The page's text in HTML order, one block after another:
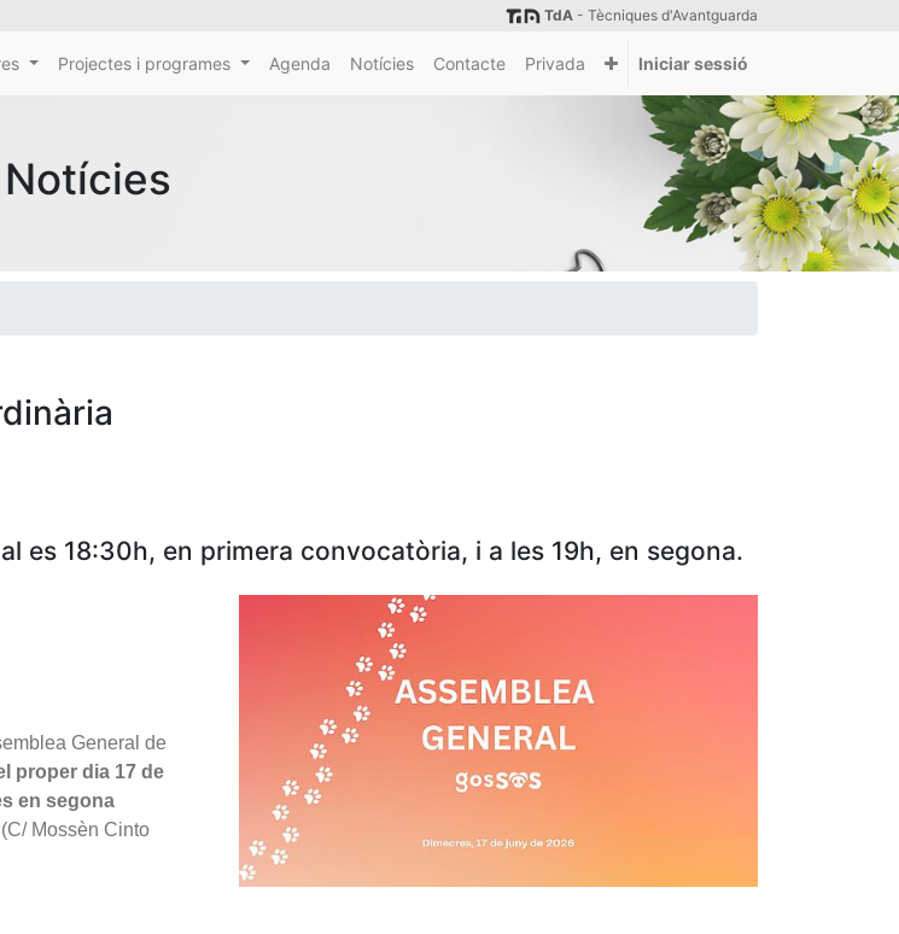
TdA - Tècniques d'Avantguarda
Projectes i programes Agenda Notícies Contacte Privada Iniciar sessió
Notícies
es 18:30h, en primera convocatòria, i a les 19h, en segona.
General de
proper dia 17 de
en segona
Mossèn Cinto